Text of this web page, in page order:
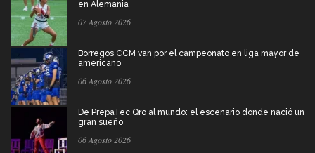
en Alemania
07 Agosto 2026
Borregos CCM van por el campeonato en liga mayor de
americano
06 Agosto 2026
De PrepaTec Qro al mundo: el escenario donde nació un
gran sueño
06 Agosto 2026